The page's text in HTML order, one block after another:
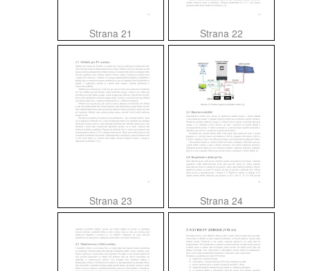
Strana 21 Strana 22
Strana 23 Strana 24